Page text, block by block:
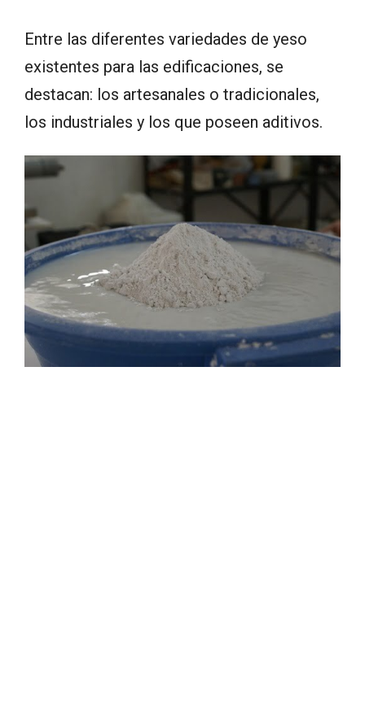
Entre las diferentes variedades de yeso
existentes para las edificaciones, se
destacan: los artesanales o tradicionales,
los industriales y los que poseen aditivos.